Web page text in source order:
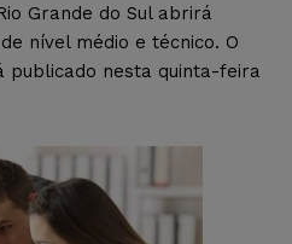
Grande do Sul abrirá
nível médio e técnico. O
publicado nesta quinta-feira